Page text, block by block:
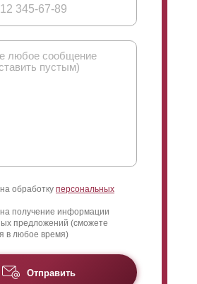
обработку персональных
получение информации
предложений (сможете
в любое время)
Отправить